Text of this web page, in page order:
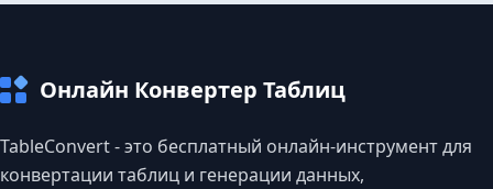
Онлайн Конвертер Таблиц
TableConvert - это бесплатный онлайн-инструмент для
конвертации таблиц и генерации данных,